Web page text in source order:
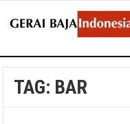
TAG: BAR